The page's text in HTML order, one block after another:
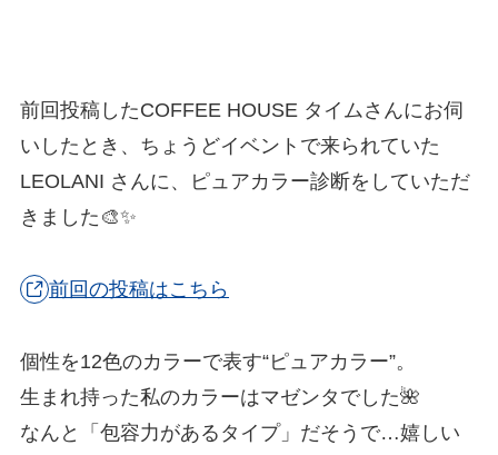
前回投稿したCOFFEE HOUSE タイムさんにお伺
いしたとき、ちょうどイベントで来られていた
LEOLANI さんに、ピュアカラー診断をしていただ
きました🎨✨
前回の投稿はこちら
個性を12色のカラーで表す“ピュアカラー”。
生まれ持った私のカラーはマゼンタでした🌺
なんと「包容力があるタイプ」だそうで…嬉しい